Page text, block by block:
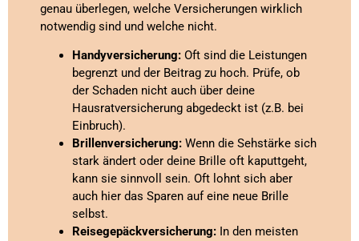
genau überlegen, welche Versicherungen wirklich
notwendig sind und welche nicht.
Handyversicherung: Oft sind die Leistungen
begrenzt und der Beitrag zu hoch. Prüfe, ob
der Schaden nicht auch über deine
Hausratversicherung abgedeckt ist (z.B. bei
Einbruch).
Brillenversicherung: Wenn die Sehstärke sich
stark ändert oder deine Brille oft kaputtgeht,
kann sie sinnvoll sein. Oft lohnt sich aber
auch hier das Sparen auf eine neue Brille
selbst.
Reisegepäckversicherung: In den meisten